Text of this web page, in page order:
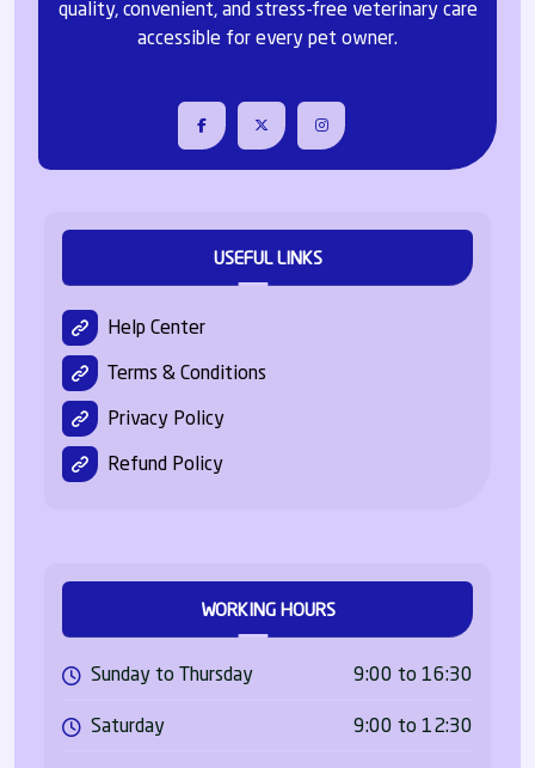
quality, convenient, and stress-free veterinary care
accessible for every pet owner.
USEFUL LINKS
Help Center
Terms & Conditions
Privacy Policy
Refund Policy
WORKING HOURS
Sunday to Thursday 9:00 to 16:30
Saturday 9:00 to 12:30